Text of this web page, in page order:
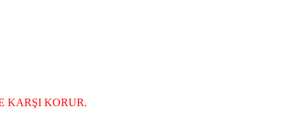
KARŞI KORUR.